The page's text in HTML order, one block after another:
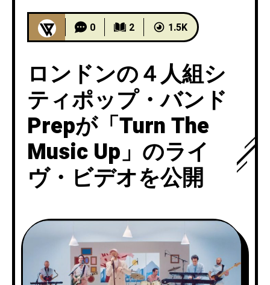
0 2 1.5K
ロンドンの４人組シ
ティポップ・バンド
Prepが「Turn The
Music Up」のライ
ヴ・ビデオを公開